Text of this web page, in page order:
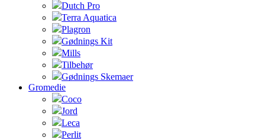
Dutch Pro
Terra Aquatica
Plagron
Gødnings Kit
Mills
Tilbehør
Gødnings Skemaer
Gromedie
Coco
Jord
Leca
Perlit